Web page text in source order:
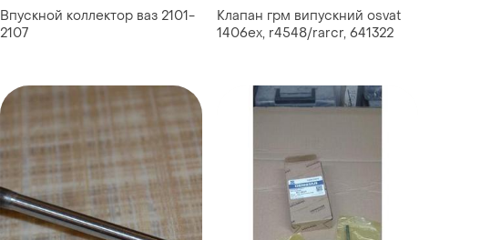
Впускной коллектор ваз 2101-
2107
Клапан грм випускний osvat
1406ex, r4548/rarcr, 641322